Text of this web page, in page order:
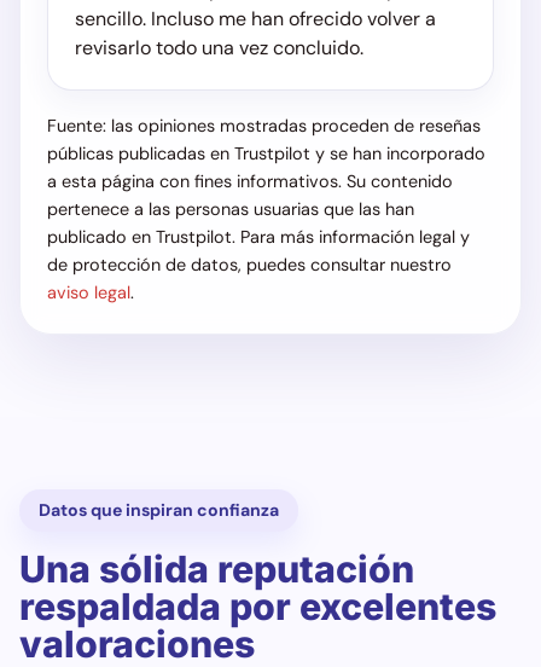
sencillo. Incluso me han ofrecido volver a
revisarlo todo una vez concluido.
Fuente: las opiniones mostradas proceden de reseñas
públicas publicadas en Trustpilot y se han incorporado
a esta página con fines informativos. Su contenido
pertenece a las personas usuarias que las han
publicado en Trustpilot. Para más información legal y
de protección de datos, puedes consultar nuestro
aviso legal.
Datos que inspiran confianza
Una sólida reputación
respaldada por excelentes
valoraciones